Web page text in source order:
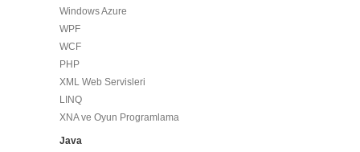
Windows Azure
WPF
WCF
PHP
XML Web Servisleri
LINQ
XNA ve Oyun Programlama
Java